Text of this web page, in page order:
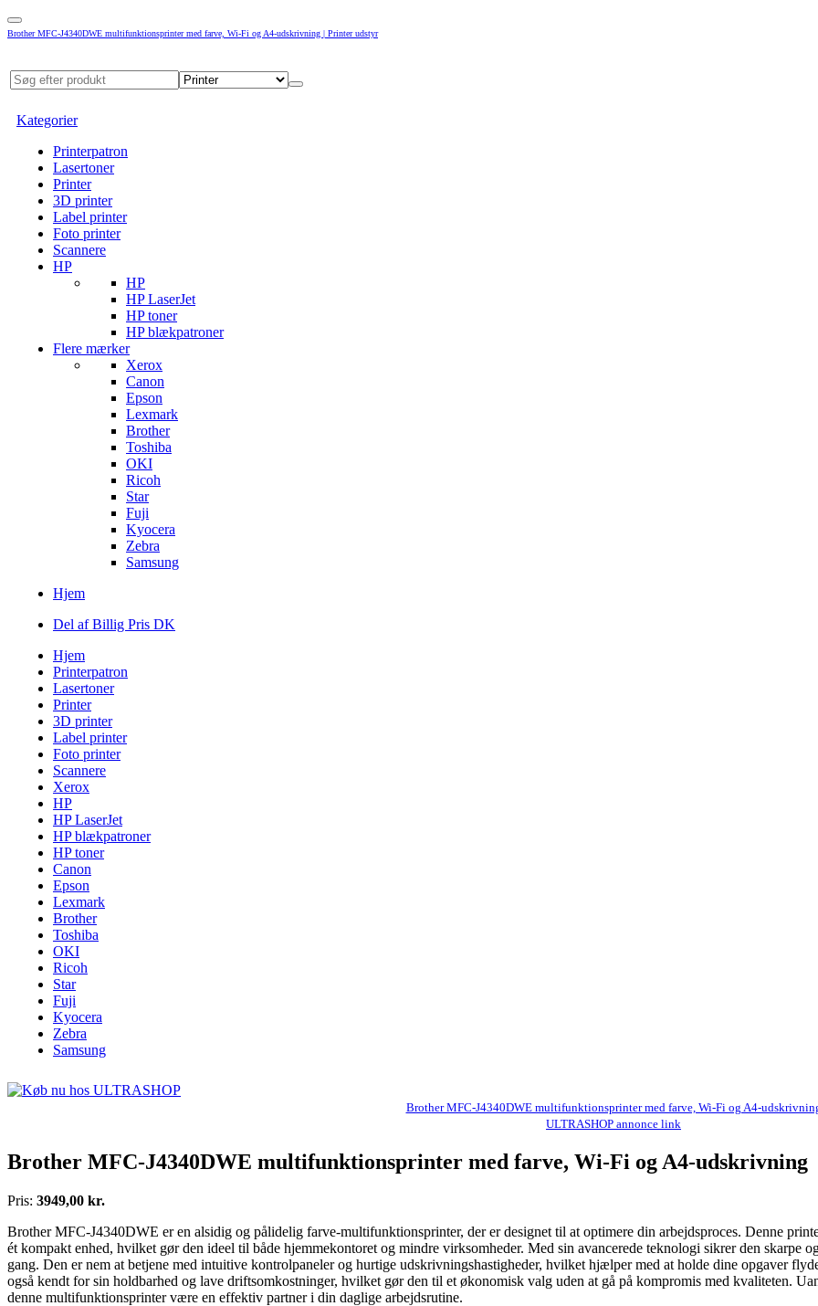
Brother MFC-J4340DWE multifunktionsprinter med farve, Wi-Fi og A4-udskrivning | Printer udstyr
Kategorier
Printerpatron
Lasertoner
Printer
3D printer
Label printer
Foto printer
Scannere
HP
HP
HP LaserJet
HP toner
HP blækpatroner
Flere mærker
Xerox
Canon
Epson
Lexmark
Brother
Toshiba
OKI
Ricoh
Star
Fuji
Kyocera
Zebra
Samsung
Hjem
Del af Billig Pris DK
Hjem
Printerpatron
Lasertoner
Printer
3D printer
Label printer
Foto printer
Scannere
Xerox
HP
HP LaserJet
HP blækpatroner
HP toner
Canon
Epson
Lexmark
Brother
Toshiba
OKI
Ricoh
Star
Fuji
Kyocera
Zebra
Samsung
Brother MFC-J4340DWE multifunktionsprinter med farve, Wi-Fi og A4-
ULTRASHOP annonce link
Brother MFC-J4340DWE multifunktionsprinter med farve, Wi-Fi og A4-udskrivning
Pris: 3949,00 kr.
Brother MFC-J4340DWE er en alsidig og pålidelig farve-multifunktionsprinter, der er designet til at optimere din arbejdsproces. Denne
ét kompakt enhed, hvilket gør den ideel til både hjemmekontoret og mindre virksomheder. Med sin avancerede teknologi sikrer den skarpe
gang. Den er nem at betjene med intuitive kontrolpaneler og hurtige udskrivningshastigheder, hvilket hjælper med at holde dine opgaver
også kendt for sin holdbarhed og lave driftsomkostninger, hvilket gør den til et økonomisk valg uden at gå på kompromis med kvaliteten.
denne multifunktionsprinter være en effektiv partner i din daglige arbejdsrutine.